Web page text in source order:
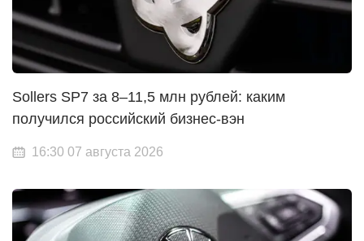
Sollers SP7 за 8–11,5 млн рублей: каким
получился российский бизнес-вэн
16:30 07 августа 2026